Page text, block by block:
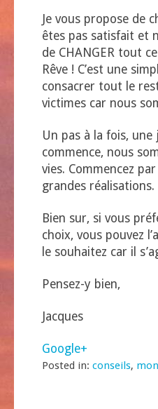
Je vous propose de
êtes pas satisfait et
de CHANGER tout
Rêve ! C’est une
consacrer tout le
victimes car nous
Un pas à la fois,
commence, nous
vies. Commencez
grandes réalisations.
Bien sur, si vous
choix, vous pouvez
le souhaitez car il
Pensez-y bien,
Jacques
Google+
Posted in: conseils,